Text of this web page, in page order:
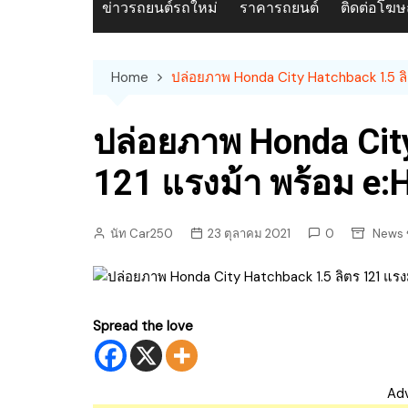
ข่าวรถยนต์รถใหม่ ราคารถยนต์ ติดต่อโฆ
Home ปล่อยภาพ Honda City Hatchback 1.5
ปล่อยภาพ Honda
121 แรงม้า พร้อม
นัท Car250 23 ตุลาคม 2021 0 News
Spread the love